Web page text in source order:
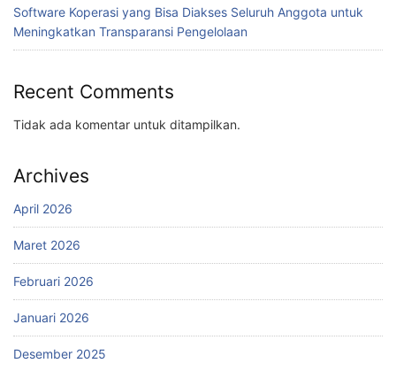
Software Koperasi yang Bisa Diakses Seluruh Anggota untuk
Meningkatkan Transparansi Pengelolaan
Recent Comments
Tidak ada komentar untuk ditampilkan.
Archives
April 2026
Maret 2026
Februari 2026
Januari 2026
Desember 2025